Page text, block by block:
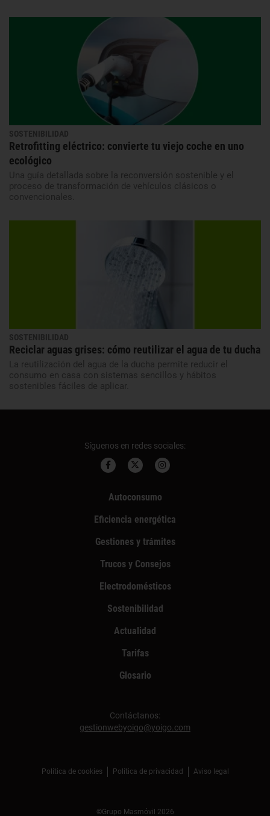
SOSTENIBILIDAD
Retrofitting eléctrico: convierte tu viejo coche en uno
ecológico
Una guía detallada sobre la reconversión sostenible y el
proceso de transformación de vehículos clásicos o
convencionales.
SOSTENIBILIDAD
Reciclar aguas grises: cómo reutilizar el agua de tu ducha
La reutilización del agua de la ducha permite reducir el
consumo en casa con sistemas sencillos y hábitos
sostenibles fáciles de aplicar.
Síguenos en redes sociales:
Autoconsumo
Eficiencia energética
Gestiones y trámites
Trucos y Consejos
Electrodomésticos
Sostenibilidad
Actualidad
Tarifas
Glosario
Contáctanos:
gestionwebyoigo@yoigo.com
Política de cookies Política de privacidad Aviso legal
©Grupo Masmóvil 2026